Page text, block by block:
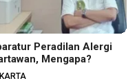
Peradilan Alergi
Mengapa?